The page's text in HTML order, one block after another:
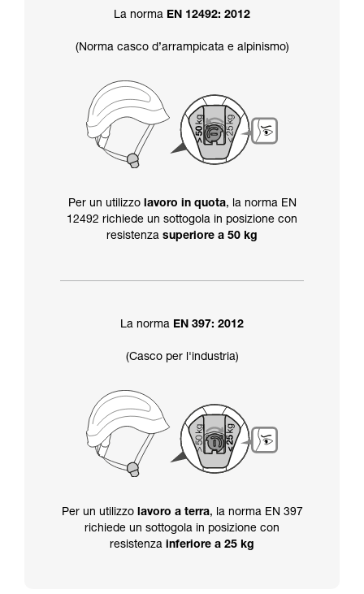
La norma EN 12492: 2012
(Norma casco d’arrampicata e alpinismo)
Per un utilizzo lavoro in quota, la norma EN
12492 richiede un sottogola in posizione con
resistenza superiore a 50 kg
La norma EN 397: 2012
(Casco per l'industria)
Per un utilizzo lavoro a terra, la norma EN 397
richiede un sottogola in posizione con
resistenza inferiore a 25 kg